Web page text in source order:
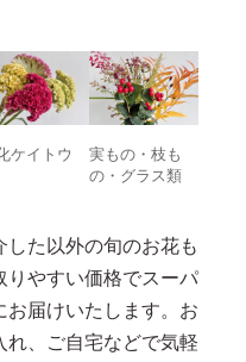
ケイトウ
実もの・枝も
の・グラス類
した以外の旬のお花も
りやすい価格でスーパ
お届けいたします。お
れ、ご自宅などで気軽